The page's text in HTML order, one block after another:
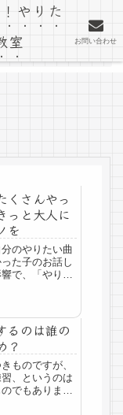
ホームページ
くさんやっ
っと大人に
を
のやりたい曲
た子のお話し
で、「やりた
として、大事
いかなと思っ
るのは誰の
？
ものですが、
、というのは
でもありま
やりた
室
お問い合わせ